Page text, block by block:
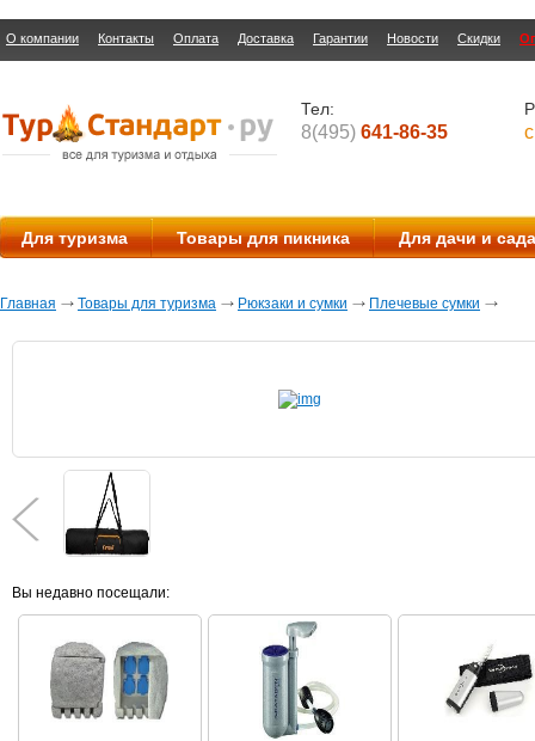
О компании Контакты Оплата Доставка Гарантии Новости Скидки
Тел:
8(495) 641-86-35
Для туризма Товары для пикника Для дачи и сада
Главная Товары для туризма Рюкзаки и сумки Плечевые сумки
Вы недавно посещали: